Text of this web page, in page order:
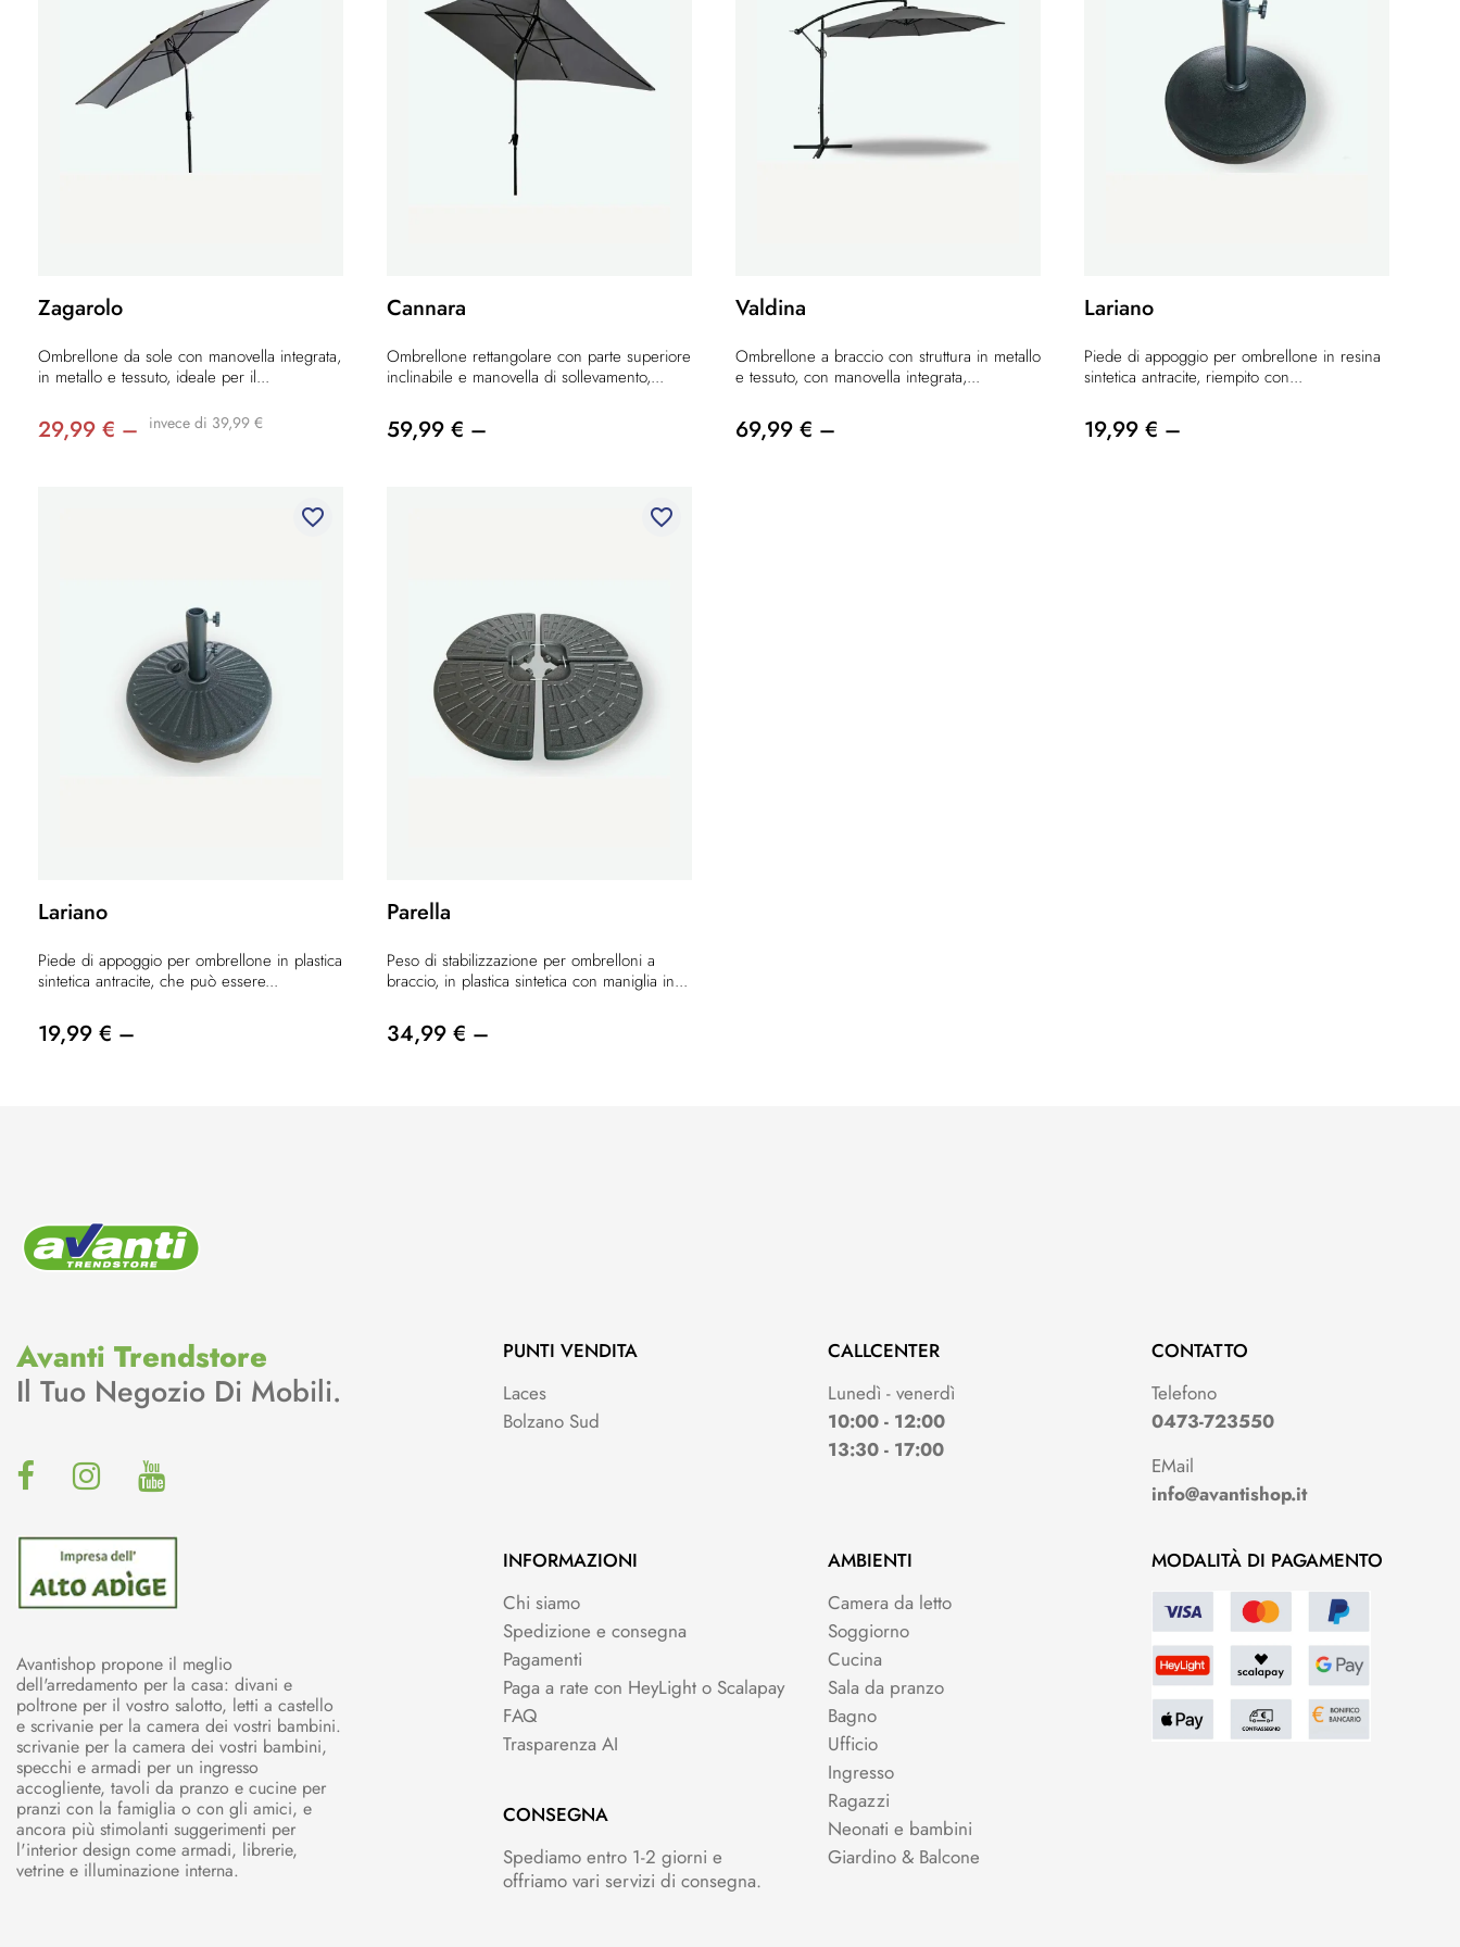
Zagarolo
Ombrellone da sole con manovella integrata,
in metallo e tessuto, ideale per il...
29,99 € – invece di 39,99 €
Cannara
Ombrellone rettangolare con parte superiore
inclinabile e manovella di sollevamento,...
59,99 € –
Valdina
Ombrellone a braccio con struttura in metallo
e tessuto, con manovella integrata,...
69,99 € –
Lariano
Piede di appoggio per ombrellone in resina
sintetica antracite, riempito con...
19,99 € –
favorite_border
Lariano
Piede di appoggio per ombrellone in plastica
sintetica antracite, che può essere...
19,99 € –
favorite_border
Parella
Peso di stabilizzazione per ombrelloni a
braccio, in plastica sintetica con maniglia in...
34,99 € –
Avanti Trendstore
Il Tuo Negozio Di Mobili.
Avantishop propone il meglio
dell'arredamento per la casa: divani e
poltrone per il vostro salotto, letti a castello
e scrivanie per la camera dei vostri bambini.
scrivanie per la camera dei vostri bambini,
specchi e armadi per un ingresso
accogliente, tavoli da pranzo e cucine per
pranzi con la famiglia o con gli amici, e
ancora più stimolanti suggerimenti per
l'interior design come armadi, librerie,
vetrine e illuminazione interna.
PUNTI VENDITA
Laces
Bolzano Sud
CALLCENTER
Lunedì - venerdì
10:00 - 12:00
13:30 - 17:00
CONTATTO
Telefono
0473-723550
EMail
info@avantishop.it
INFORMAZIONI
Chi siamo
Spedizione e consegna
Pagamenti
Paga a rate con HeyLight o Scalapay
FAQ
Trasparenza AI
CONSEGNA
Spediamo entro 1-2 giorni e
offriamo vari servizi di consegna.
AMBIENTI
Camera da letto
Soggiorno
Cucina
Sala da pranzo
Bagno
Ufficio
Ingresso
Ragazzi
Neonati e bambini
Giardino & Balcone
MODALITÀ DI PAGAMENTO